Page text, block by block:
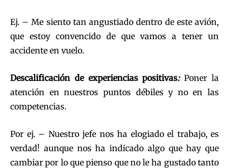
Ej. – Me siento tan angustiado dentro de este avión,
que estoy convencido de que vamos a tener un
accidente en vuelo.
Descalificación de experiencias positivas:Poner la
atención en nuestros puntos débiles y no en las
competencias.
Por ej. – Nuestro jefe nos ha elogiado el trabajo, es
verdad! aunque nos ha indicado algo que hay que
cambiar por lo que pienso que no le ha gustado tanto